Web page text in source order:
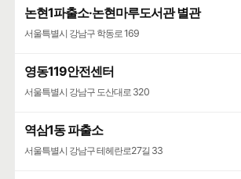
논현1파출소·논현마루도서관 별관
서울특별시 강남구 학동로 169
영동119안전센터
서울특별시 강남구 도산대로 320
역삼1동 파출소
서울특별시 강남구 테헤란로27길 33